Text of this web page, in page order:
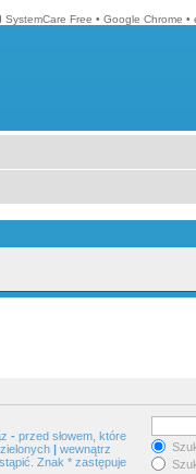
SystemCare Free • Google Chrome •
- przed słowem, które
| wewnątrz
Znak * zastępuje